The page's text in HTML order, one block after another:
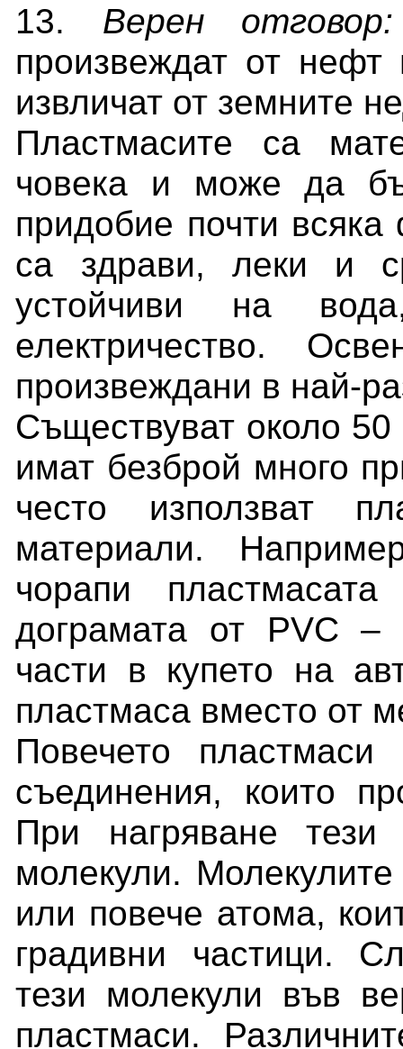
13. Верен
произвеждат от нефт
извличат от земните
Пластмасите са
човека и може да
придобие почти
са здрави, леки и
устойчиви на
електричество.
произвеждани в най-
Съществуват около
имат безброй много
често използват
материали.
чорапи
дограмата от PVC –
части в купето на
пластмаса вместо от
Повечето
съединения, които
При нагряване
молекули.
или повече атома,
градивни частици.
тези молекули във
пластмаси.